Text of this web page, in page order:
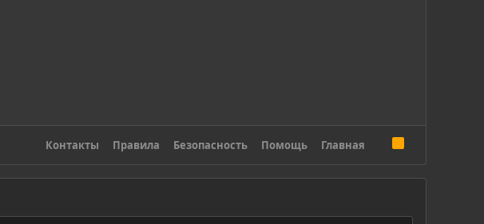
Контакты Правила Безопасность Помощь Главная
S